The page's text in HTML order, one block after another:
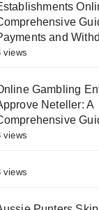
and
views
Gambling
Neteller: A
views
views